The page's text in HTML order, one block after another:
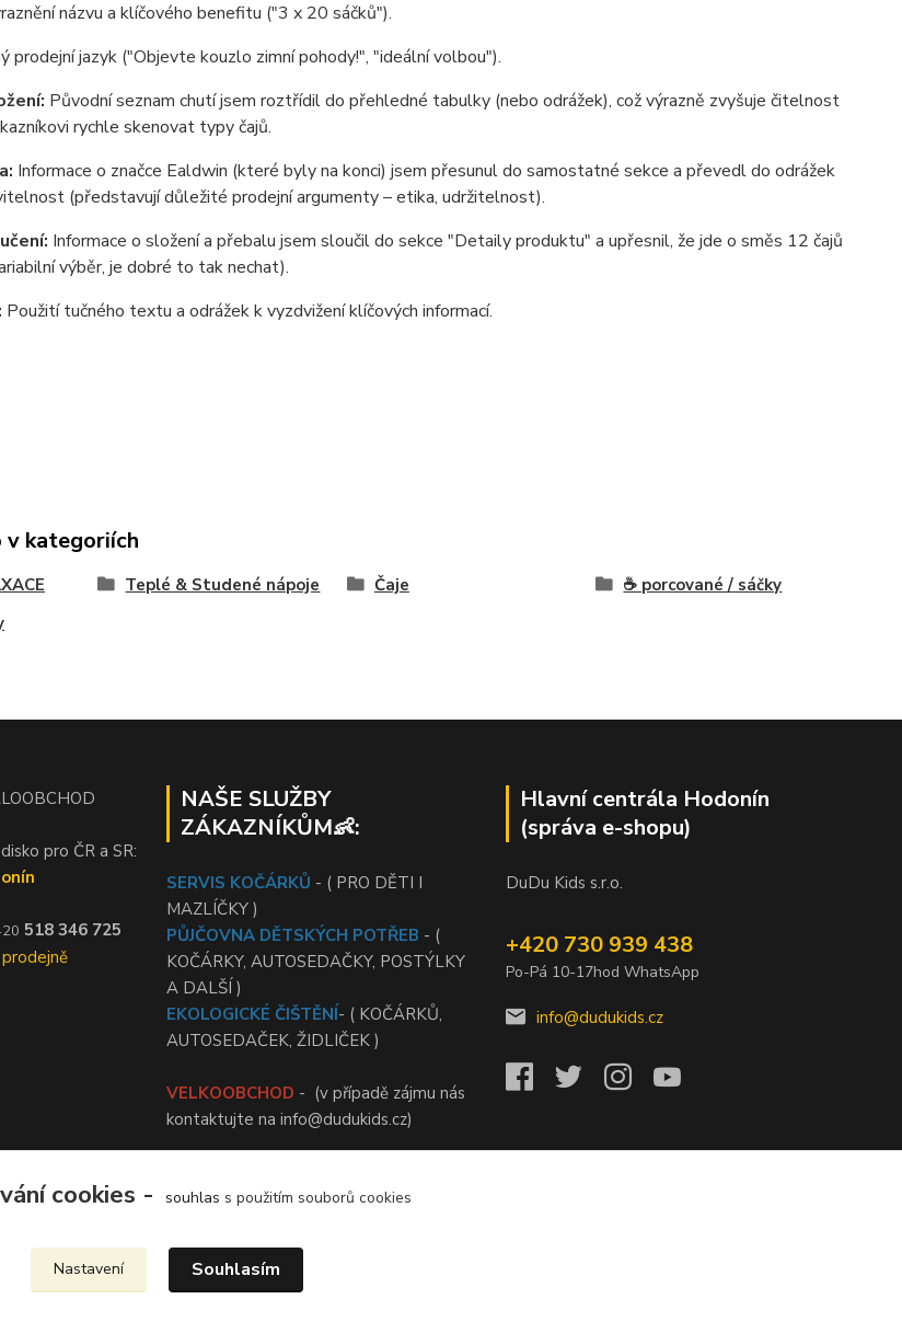
názvu a klíčového benefitu ("3 x 20 sáčků").
prodejní jazyk ("Objevte kouzlo zimní pohody!", "ideální volbou").
Původní seznam chutí jsem roztřídil do přehledné tabulky (nebo odrážek), což výrazně zvyšuje čitelnost
rychle skenovat typy čajů.
Informace o značce Ealdwin (které byly na konci) jsem přesunul do samostatné sekce a převedl do odrážek
(představují důležité prodejní argumenty – etika, udržitelnost).
Informace o složení a přebalu jsem sloučil do sekce "Detaily produktu" a upřesnil, že jde o směs 12 čajů
výběr, je dobré to tak nechat).
Použití tučného textu a odrážek k vyzdvižení klíčových informací.
v kategoriích
Teplé & Studené nápoje Čaje
☕ porcované / sáčky
pro ČR a SR:
518 346 725
NAŠE SLUŽBY
ZÁKAZNÍKŮM👶:
SERVIS KOČÁRKŮ - ( PRO DĚTI I
MAZLÍČKY )
PŮJČOVNA DĚTSKÝCH POTŘEB - (
KOČÁRKY, AUTOSEDAČKY, POSTÝLKY
A DALŠÍ )
EKOLOGICKÉ ČIŠTĚNÍ- ( KOČÁRKŮ,
AUTOSEDAČEK, ŽIDLIČEK )
VELKOOBCHOD - (v případě zájmu nás
kontaktujte na info@dudukids.cz)
Hlavní centrála Hodonín
(správa e-shopu)
DuDu Kids s.r.o.
+420 730 939 438
Po-Pá 10-17hod WhatsApp
info@dudukids.cz
Upravit sběr cookies.
cookies - souhlas s použitím souborů cookies
Nastavení Souhlasím